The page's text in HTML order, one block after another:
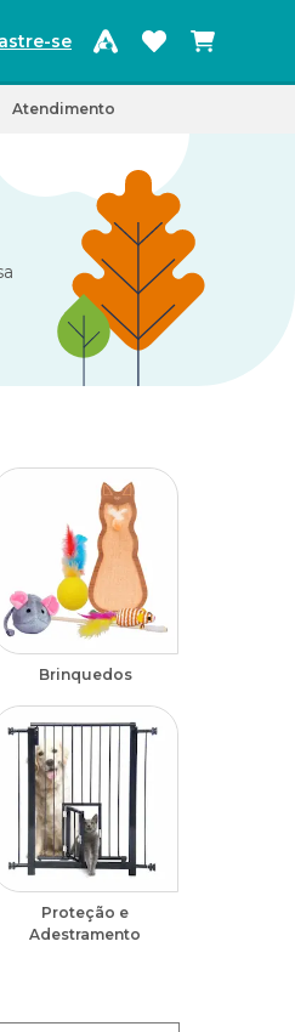
se
Atendimento
Brinquedos
Proteção e
Adestramento